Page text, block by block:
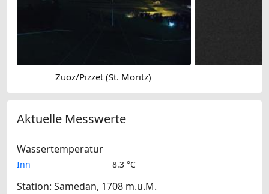
Zuoz/Pizzet (St. Moritz)
Aktuelle Messwerte
Wassertemperatur
Inn 8.3 °C
Station: Samedan, 1708 m.ü.M.